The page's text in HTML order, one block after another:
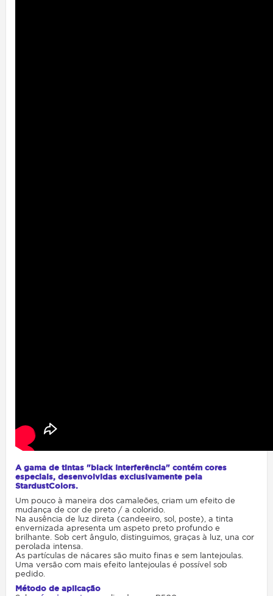
A gama de tintas "black Interferência" contém cores
especiais, desenvolvidas exclusivamente pela
StardustColors.
Um pouco à maneira dos camaleões, criam um efeito de
mudança de cor de preto / a colorido.
Na ausência de luz direta (candeeiro, sol, poste), a tinta
envernizada apresenta um aspeto preto profundo e
brilhante. Sob cert ângulo, distinguimos, graças à luz, una cor
perolada intensa.
As partículas de nácares são muito finas e sem lantejoulas.
Uma versão com mais efeito lantejoulas é possível sob
pedido.
Método de aplicação